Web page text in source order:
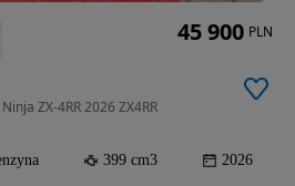
ZX-4RR 2026 ZX4RR
399 cm3 2026
45 900 PLN